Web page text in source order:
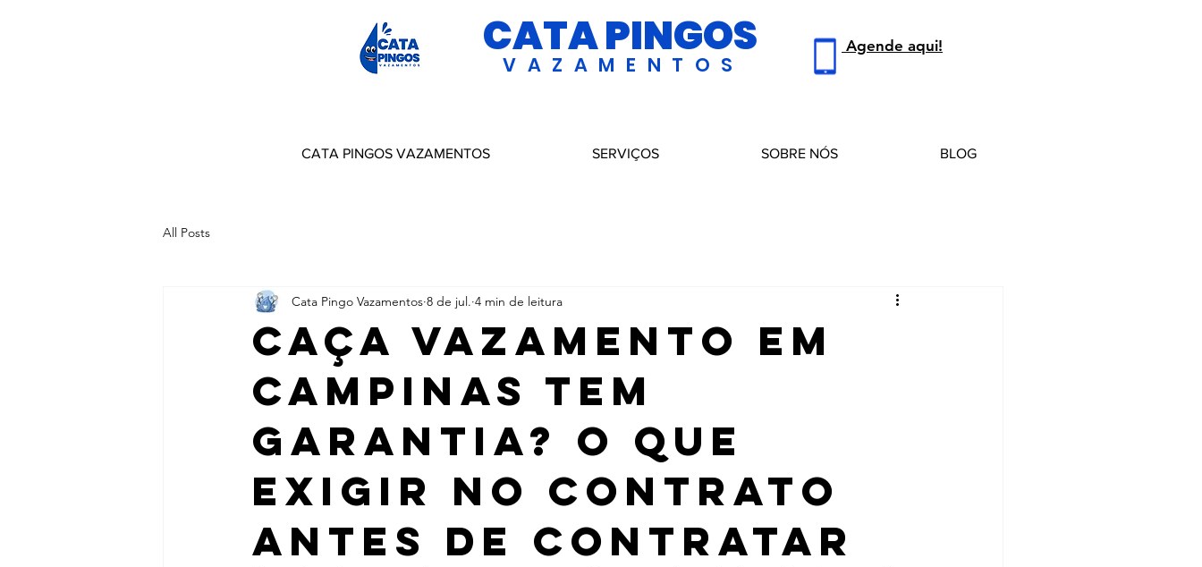
CATA PINGOS
VAZAMENTOS
Agende aqui!
CATA PINGOS VAZAMENTOS SERVIÇOS SOBRE NÓS BLOG
All Posts
Caça Vazamento em
Campinas tem
garantia? O que
exigir no contrato
antes de contratar
Cata Pingo Vazamentos 8 de jul. 4 min de leitura